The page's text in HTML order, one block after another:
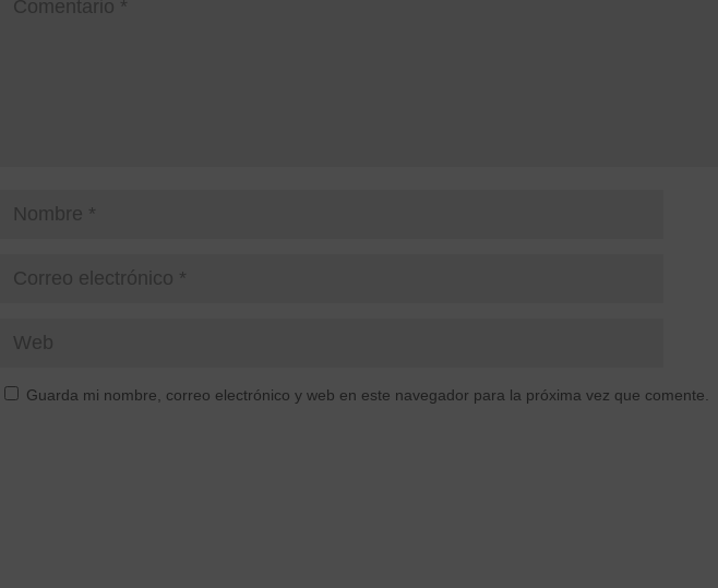
Guarda mi nombre, correo electrónico y web en este navegador para la próxima vez que comente.